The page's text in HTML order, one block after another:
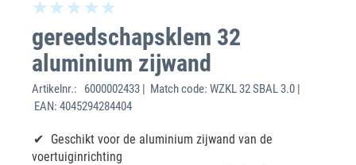
gereedschapsklem 32
aluminium zijwand
Artikelnr.:
6000002433 | Match code: WZKL 32 SBAL 3.0 |
EAN: 4045294284404
Geschikt voor de aluminium zijwand van de
voertuiginrichting